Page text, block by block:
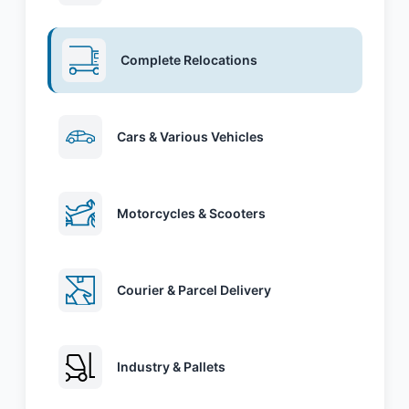
Complete Relocations
Cars & Various Vehicles
Motorcycles & Scooters
Courier & Parcel Delivery
Industry & Pallets